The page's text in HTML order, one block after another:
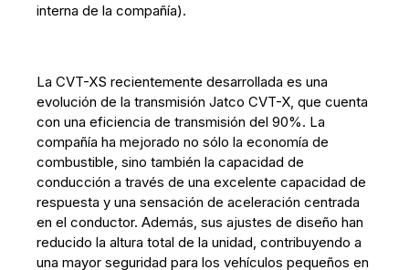
interna de la compañía).
La CVT-XS recientemente desarrollada es una
evolución de la transmisión Jatco CVT-X, que cuenta
con una eficiencia de transmisión del 90%. La
compañía ha mejorado no sólo la economía de
combustible, sino también la capacidad de
conducción a través de una excelente capacidad de
respuesta y una sensación de aceleración centrada
en el conductor. Además, sus ajustes de diseño han
reducido la altura total de la unidad, contribuyendo a
una mayor seguridad para los vehículos pequeños en